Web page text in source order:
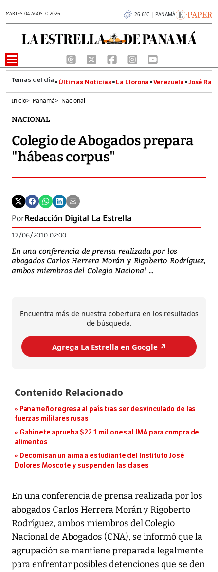
MARTES 04 AGOSTO 2026 26.6°C | PANAMÁ
Últimas Noticias La Llorona Venezuela José
Inicio> Panamá> Nacional
NACIONAL
Colegio de Abogados prepara
"hábeas corpus"
PorRedacción Digital La Estrella
17/06/2010 02:00
En una conferencia de prensa realizada por los
abogados Carlos Herrera Morán y Rigoberto Rodríguez,
ambos miembros del Colegio Nacional ...
Encuentra más de nuestra cobertura en los resultados
de búsqueda.
Agrega La Estrella en Google ↗️
Panameño regresa al país tras ser desvinculado de las
fuerzas militares rusas
Gabinete aprueba $22.1 millones al IMA para compra de
alimentos
Decomisan un arma a estudiante del Instituto José
Dolores Moscote y suspenden las clases
En una conferencia de prensa realizada por los
abogados Carlos Herrera Morán y Rigoberto
Rodríguez, ambos miembros del Colegio
Nacional de Abogados (CNA), se informó que la
agrupación se mantiene preparada legalmente
para enfrentar posibles detenciones que se den